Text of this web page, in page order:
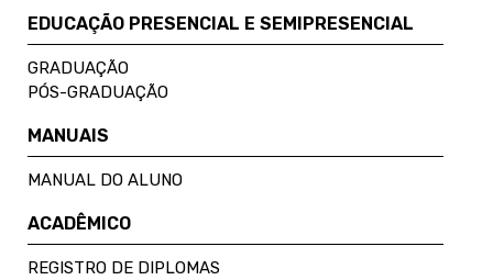
EDUCAÇÃO PRESENCIAL E SEMIPRESENCIAL
GRADUAÇÃO
PÓS-GRADUAÇÃO
MANUAIS
MANUAL DO ALUNO
ACADÊMICO
REGISTRO DE DIPLOMAS